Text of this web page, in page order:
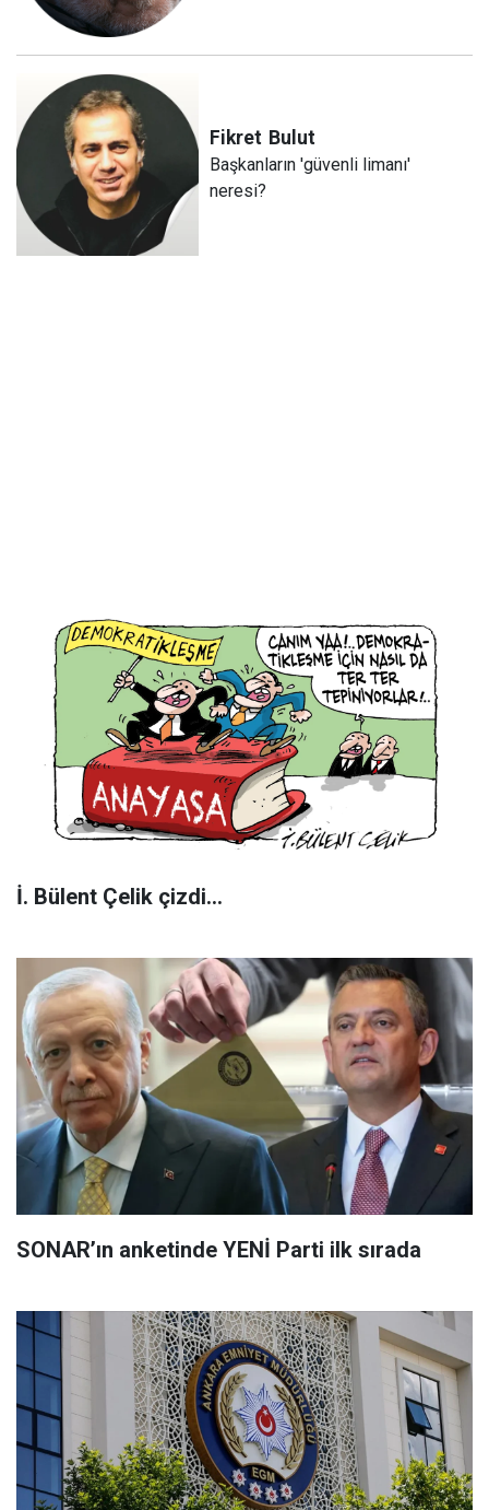
Fikret Bulut
Başkanların 'güvenli limanı'
neresi?
İ. Bülent Çelik çizdi...
SONAR’ın anketinde YENİ Parti ilk sırada